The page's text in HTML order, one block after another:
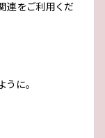
連をご利用くだ
に。